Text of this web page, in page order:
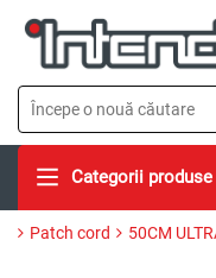
Categorii produse
Patch cord 50CM